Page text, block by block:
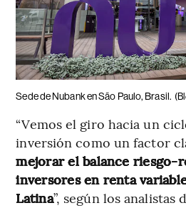
Sede de Nubank en São Paulo, Brasil.
“Vemos el giro hacia un
inversión como un factor
mejorar el balance riesgo-
inversores en renta
Latina”, según los analistas